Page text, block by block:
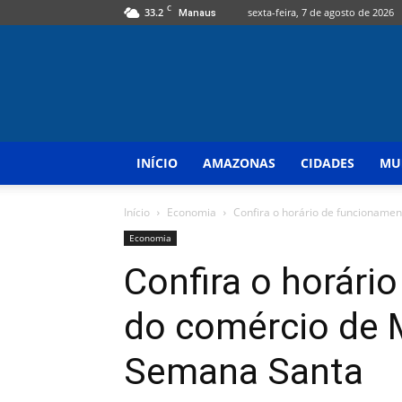
33.2 C Manaus sexta-feira, 7 de agosto de 2026
INÍCIO AMAZONAS CIDADES
Início Economia Confira o horário de
Economia
Confira o
do comércio de
Semana Santa